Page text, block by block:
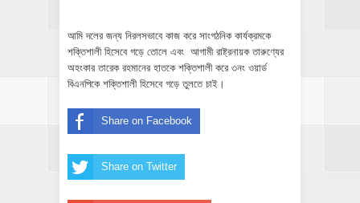
আমি দলের জন্য নিরলসভাবে কাজ করে সাংগঠনিক কার্যক্রমকে
শক্তিশালী হিসেবে গড়ে তোলে এবং আগামী রাষ্ট্রনায়ক তারুণ্যের
অহংকার তারেক রহমানের হাতকে শক্তিশালী করে ৩নং ওয়ার্ড
বিএনপিকে শক্তিশালী হিসেবে গড়ে তুলতে চাই।
Share on Facebook
Share on Twitter